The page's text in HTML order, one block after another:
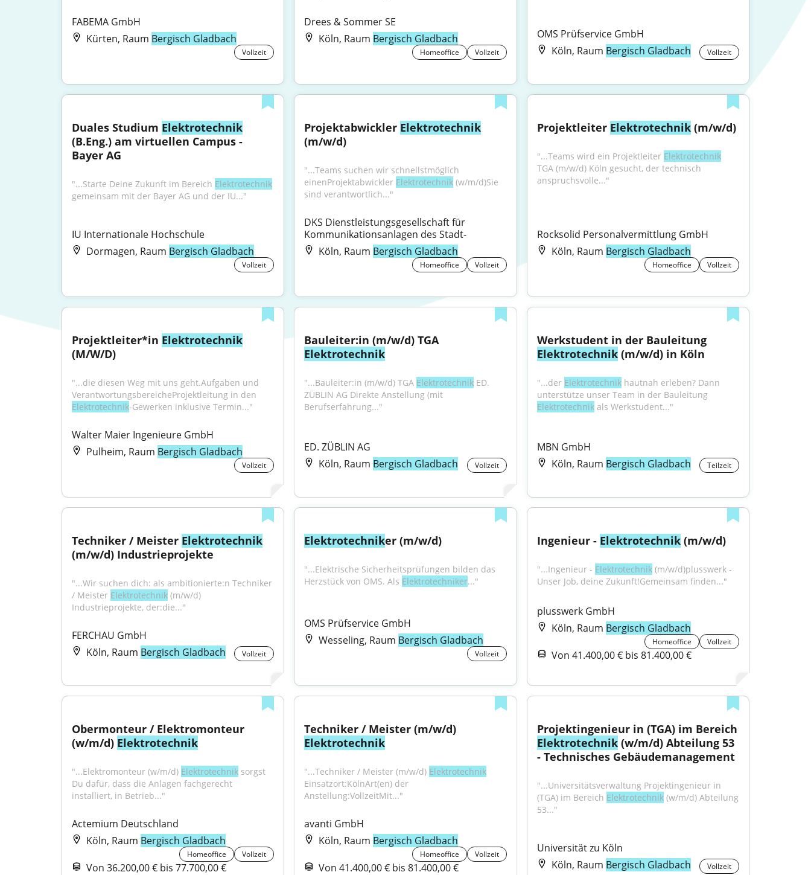
FABEMA GmbH
Kürten, Raum Bergisch Gladbach
Vollzeit
Drees & Sommer SE
Köln, Raum Bergisch Gladbach
Homeoffice Vollzeit
OMS Prüfservice GmbH
Köln, Raum Bergisch Gladbach Vollzeit
Duales Studium Elektrotechnik
(B.Eng.) am virtuellen Campus -
Bayer AG
"...Starte Deine Zukunft im Bereich Elektrotechnik
gemeinsam mit der Bayer AG und der IU..."
IU Internationale Hochschule
Dormagen, Raum Bergisch Gladbach
Vollzeit
Projektabwickler Elektrotechnik
(m/w/d)
"...Teams suchen wir schnellstmöglich
einenProjektabwickler Elektrotechnik (w/m/d)Sie
sind verantwortlich..."
DKS Dienstleistungsgesellschaft für
Kommunikationsanlagen des Stadt-
Köln, Raum Bergisch Gladbach
Homeoffice Vollzeit
Projektleiter Elektrotechnik (m/w/d)
"...Teams wird ein Projektleiter Elektrotechnik
TGA (m/w/d) Köln gesucht, der technisch
anspruchsvolle..."
Rocksolid Personalvermittlung GmbH
Köln, Raum Bergisch Gladbach
Homeoffice Vollzeit
Projektleiter*in Elektrotechnik
(M/W/D)
"...die diesen Weg mit uns geht.Aufgaben und
Elektrotechnik-Gewerken inklusive Termin..."
Walter Maier Ingenieure GmbH
Pulheim, Raum Bergisch Gladbach
Vollzeit
Bauleiter:in (m/w/d) TGA
Elektrotechnik
"...Bauleiter:in (m/w/d) TGA Elektrotechnik ED.
ZÜBLIN AG Direkte Anstellung (mit
Berufserfahrung..."
ED. ZÜBLIN AG
Köln, Raum Bergisch Gladbach Vollzeit
Werkstudent in der Bauleitung
Elektrotechnik (m/w/d) in Köln
"...der Elektrotechnik hautnah erleben? Dann
Elektrotechnik als Werkstudent..."
MBN GmbH
Köln, Raum Bergisch Gladbach Teilzeit
Techniker / Meister Elektrotechnik
(m/w/d) Industrieprojekte
"...Wir suchen dich: als ambitionierte:n Techniker
/ Meister Elektrotechnik (m/w/d)
Industrieprojekte, der:die..."
FERCHAU GmbH
Köln, Raum Bergisch Gladbach Vollzeit
Elektrotechniker (m/w/d)
"...Elektrische Sicherheitsprüfungen bilden das
Herzstück von OMS. Als Elektrotechniker..."
OMS Prüfservice GmbH
Wesseling, Raum Bergisch Gladbach
Vollzeit
Ingenieur - Elektrotechnik (m/w/d)
"...Ingenieur - Elektrotechnik (m/w/d)plusswerk -
Unser Job, deine Zukunft!Gemeinsam finden..."
plusswerk GmbH
Köln, Raum Bergisch Gladbach
Homeoffice Vollzeit
Von 41.400,00 € bis 81.400,00 €
Obermonteur / Elektromonteur
(w/m/d) Elektrotechnik
"...Elektromonteur (w/m/d) Elektrotechnik sorgst
Du dafür, dass die Anlagen fachgerecht
installiert, in Betrieb..."
Actemium Deutschland
Köln, Raum Bergisch Gladbach
Homeoffice Vollzeit
Von 36.200,00 € bis 77.700,00 €
Elektrotechnik
"...Techniker / Meister (m/w/d) Elektrotechnik
Einsatzort:KölnArt(en) der
Anstellung:VollzeitMit..."
avanti GmbH
Köln, Raum Bergisch Gladbach
Homeoffice Vollzeit
Von 41.400,00 € bis 81.400,00 €
Elektrotechnik (w/m/d) Abteilung 53
- Technisches Gebäudemanagement
"...Universitätsverwaltung Projektingenieur in
(TGA) im Bereich Elektrotechnik (w/m/d) Abteilung
53..."
Universität zu Köln
Köln, Raum Bergisch Gladbach Vollzeit